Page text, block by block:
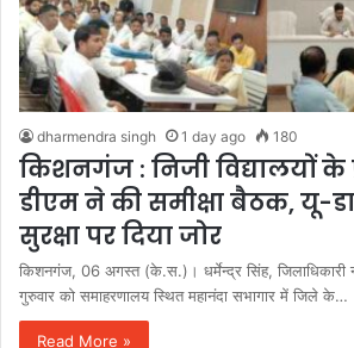
dharmendra singh 1 day ago 180
किशनगंज : निजी विद्यालयों के
डीएम ने की समीक्षा बैठक, यू-
सुरक्षा पर दिया जोर
किशनगंज, 06 अगस्त (के.स.)। धर्मेन्द्र सिंह, जिलाधिकारी
गुरुवार को समाहरणालय स्थित महानंदा सभागार में जिले के…
Read More »